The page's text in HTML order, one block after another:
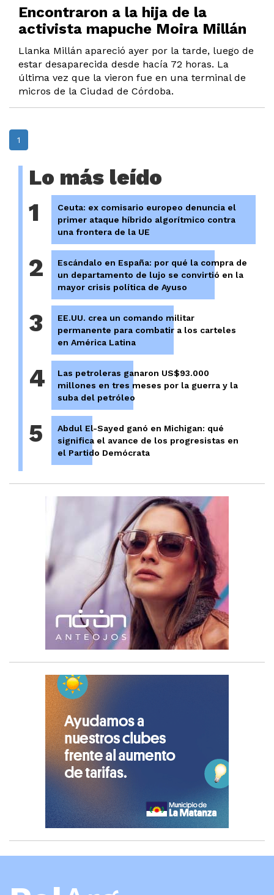
Encontraron a la hija de la
activista mapuche Moira Millán
Llanka Millán apareció ayer por la tarde, luego de
estar desaparecida desde hacía 72 horas. La
última vez que la vieron fue en una terminal de
micros de la Ciudad de Córdoba.
1
Lo más leído
1
Ceuta: ex comisario europeo denuncia el
primer ataque híbrido algorítmico contra
una frontera de la UE
2
Escándalo en España: por qué la compra de
un departamento de lujo se convirtió en la
mayor crisis política de Ayuso
3
EE.UU. crea un comando militar
permanente para combatir a los carteles
en América Latina
4
Las petroleras ganaron US$93.000
millones en tres meses por la guerra y la
suba del petróleo
5
Abdul El-Sayed ganó en Michigan: qué
significa el avance de los progresistas en
el Partido Demócrata